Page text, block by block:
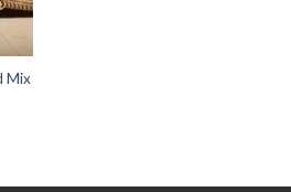
Mix